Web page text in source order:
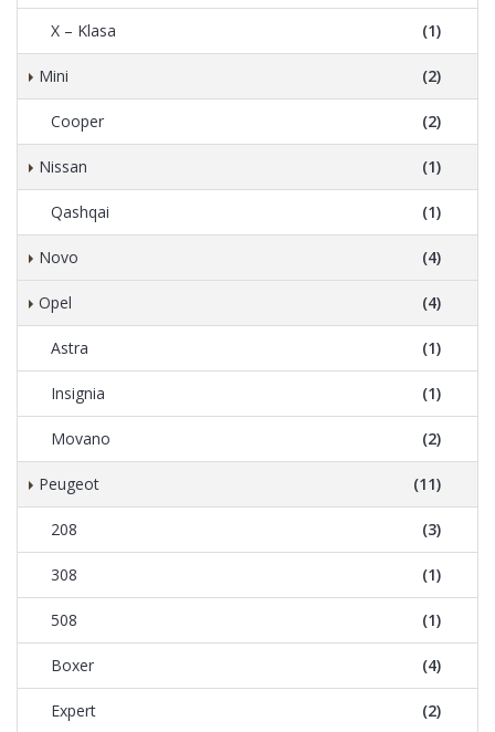
X – Klasa (1)
Mini (2)
Cooper (2)
Nissan (1)
Qashqai (1)
Novo (4)
Opel (4)
Astra (1)
Insignia (1)
Movano (2)
Peugeot (11)
208 (3)
308 (1)
508 (1)
Boxer (4)
Expert (2)